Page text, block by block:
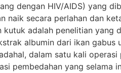
dengan HIV/AIDS) yang
naik secara perlahan dan
adalah penelitian yang
albumin dari ikan gabus
dalam satu kali operasi
pembedahan yang selama